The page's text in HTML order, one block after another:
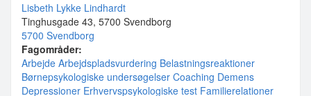
Lisbeth Lykke Lindhardt
Tinghusgade 43, 5700 Svendborg
5700 Svendborg
Fagområder:
Arbejde Arbejdspladsvurdering Belastningsreaktioner
Børnepsykologiske undersøgelser Coaching Demens
Depressioner Erhvervspsykologiske test Familierelationer